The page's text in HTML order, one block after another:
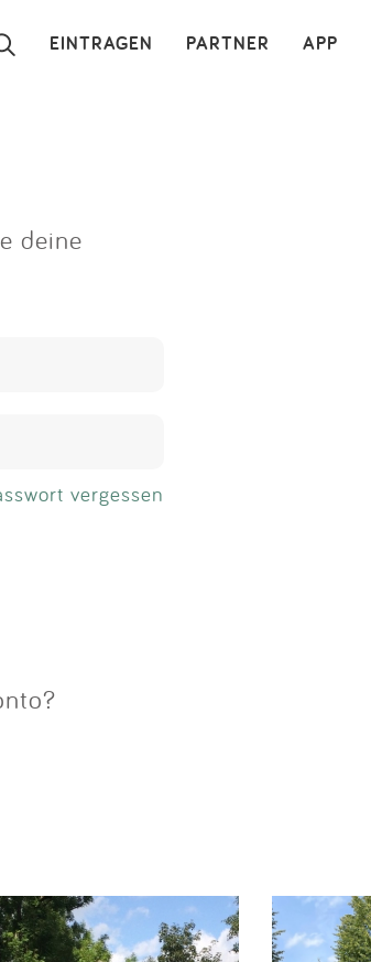
APP
PARTNER
EINTRAGEN
deine
vergessen